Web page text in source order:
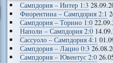
Сампдория – Интер 1:3
Фиорентина – Сампдория 2:1
Сампдория – Торино 1:0
Наполи – Сампдория 2:0
Сассуоло – Сампдория 4:1
Сампдория – Лацио 0:3
Сампдория – Ювентус 2:0